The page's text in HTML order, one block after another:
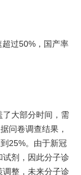
过50%，国产率
大部分时间，需
问卷调查结果，
25%。由于新冠
剂，因此分子诊
整，未来分子诊